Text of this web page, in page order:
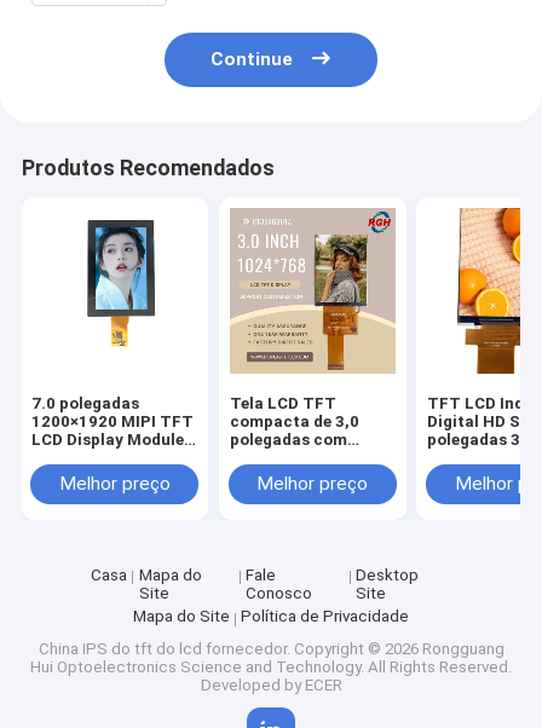
Continue
Produtos Recomendados
7.0 polegadas
1200×1920 MIPI TFT
LCD Display Module
duroMelhor preço
Tela LCD TFT
compacta de 3,0
polegadas com
resolução
Melhor preço
TFT LCD
Digital HD
polegadas
personalizado
Melhor
Casa
Mapa do
Site
Fale
Conosco
Desktop
Site
Mapa do Site
Política de Privacidade
China IPS do tft do lcd fornecedor. Copyright © 2026 Rongguang
Hui Optoelectronics Science and Technology. All Rights Reserved.
Developed by ECER